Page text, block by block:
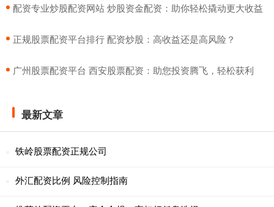
​配资专业炒股配资网站 炒股资金配资：助你轻松撬动更大收益
​正规股票配资平台排行 配资炒股：高收益还是高风险？
​广州股票配资平台 西安股票配资：助您投资腾飞，轻松获利
最新文章
铁岭股票配资正规公司
外汇配资比例 风险控制指南